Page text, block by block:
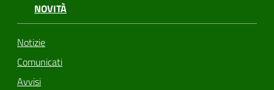
NOVITÀ
Notizie
Comunicati
Avvisi